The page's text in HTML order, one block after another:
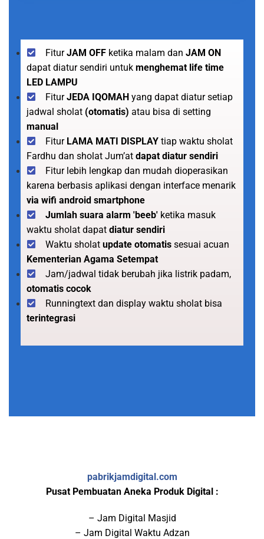
FiturJAM OFF ketika malam dan JAM ON
dapat diatur sendiri untuk menghemat life time
LED LAMPU
FiturJEDA IQOMAH yang dapat diatur setiap
jadwal sholat (otomatis) atau bisa di setting
manual
Fitur LAMA MATI DISPLAY tiap waktu sholat
Fardhu dan sholat Jum’at dapat diatur sendiri
Fitur lebih lengkap dan mudah dioperasikan
karena berbasis aplikasi dengan interface menarik
via wifi android smartphone
Jumlah suara alarm 'beeb' ketika masuk
waktu sholat dapat diatur sendiri
Waktu sholat update otomatis sesuai acuan
Kementerian Agama Setempat
Jam/jadwal tidak berubah jika listrik padam,
otomatis cocok
Runningtext dan display waktu sholat bisa
terintegrasi
pabrikjamdigital.com
Pusat Pembuatan Aneka Produk Digital :
– Jam Digital Masjid
– Jam Digital Waktu Adzan